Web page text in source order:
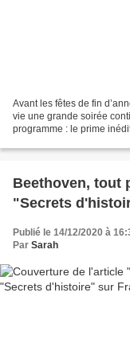
Avant les fêtes de fin
vie une grande soirée
programme : le prime
Beethoven, tout
"Secrets
Publié le 14/12/2020 à
Par Sarah